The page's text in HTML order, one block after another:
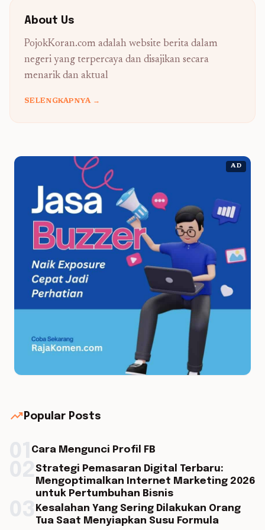
About Us
PojokKoran.com adalah website berita dalam
negeri yang terpercaya dan disajikan secara
menarik dan aktual
SELENGKAPNYA →
AD
trending_up Popular Posts
Cara Mengunci Profil FB
Strategi Pemasaran Digital Terbaru:
Mengoptimalkan Internet Marketing 2026
untuk Pertumbuhan Bisnis
Kesalahan Yang Sering Dilakukan Orang
Tua Saat Menyiapkan Susu Formula